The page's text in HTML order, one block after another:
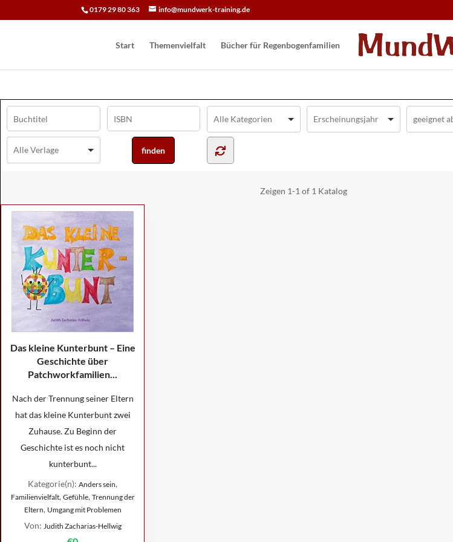
0179 29 80 363 info@mundwerk-training.de
Start Themenvielfalt Bücher für Regen­bogen­familien
Zeigen 1-1 of 1 Katalog
Das kleine Kunterbunt – Eine
Geschichte über
Patchworkfamilien...
Nach der Trennung seiner Eltern
hat das kleine Kunterbunt zwei
Zuhause. Zu Beginn der
Geschichte ist es noch nicht
kunterbunt...
Kategorie(n): Anders sein,
Familienvielfalt, Gefühle, Trennung der
Eltern, Umgang mit Problemen
Von: Judith Zacharias-Hellwig